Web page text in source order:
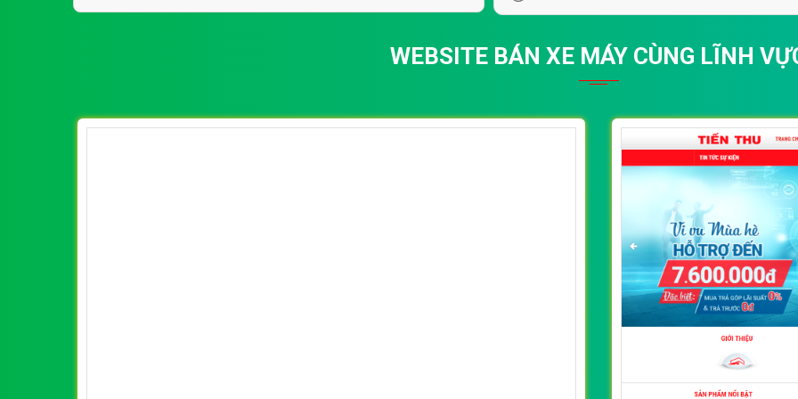
WEBSITE BÁN XE MÁY CÙNG LĨNH